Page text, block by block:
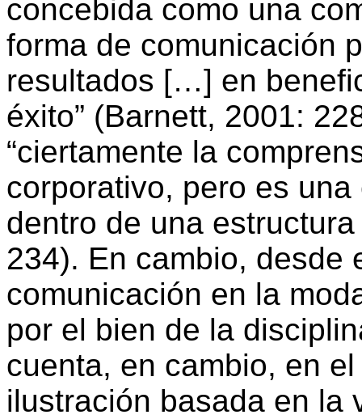
concebida como una
forma de comunicación
resultados […] en
éxito” (Barnett, 2001:
“ciertamente la
corporativo, pero es
dentro de una
234). En cambio, desde
comunicación en la
por el bien de la
cuenta, en cambio, en
ilustración basada en la